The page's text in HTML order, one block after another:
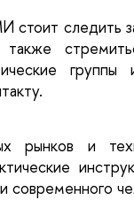
следить
группы
рынков и
современного